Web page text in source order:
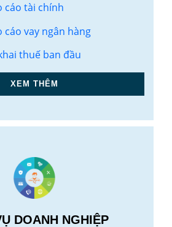
cáo tài chính
cáo vay ngân hàng
thuế ban đầu
XEM THÊM
DOANH NGHIỆP